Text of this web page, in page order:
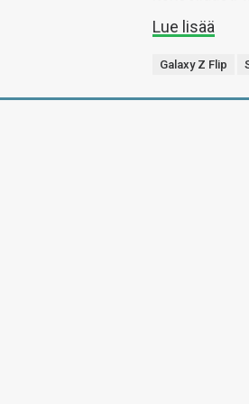
Lue lisää
Galaxy Z Flip